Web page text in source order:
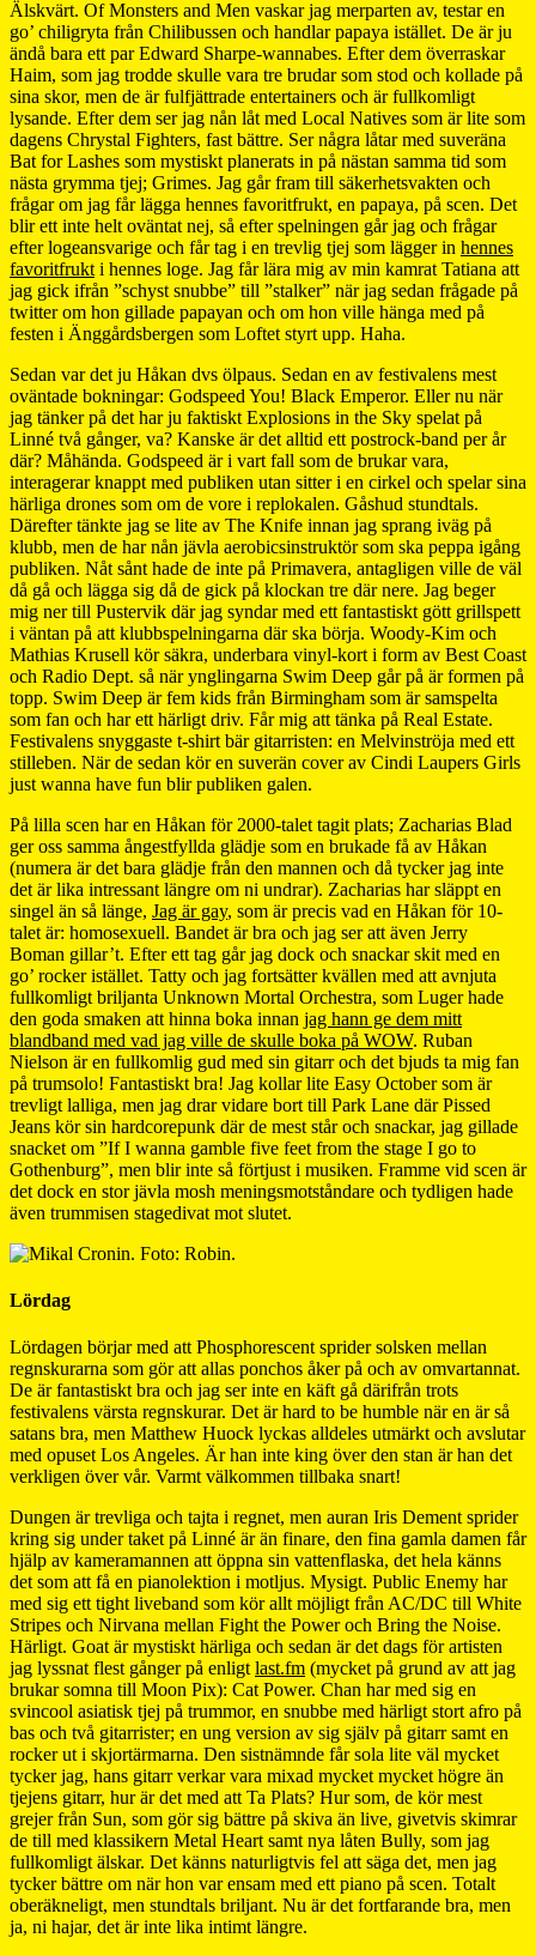
Älskvärt. Of Monsters and Men vaskar jag merparten av, testar en
go’ chiligryta från Chilibussen och handlar papaya istället. De är ju
ändå bara ett par Edward Sharpe-wannabes. Efter dem överraskar
Haim, som jag trodde skulle vara tre brudar som stod och kollade på
sina skor, men de är fulfjättrade entertainers och är fullkomligt
lysande. Efter dem ser jag nån låt med Local Natives som är lite som
dagens Chrystal Fighters, fast bättre. Ser några låtar med suveräna
Bat for Lashes som mystiskt planerats in på nästan samma tid som
nästa grymma tjej; Grimes. Jag går fram till säkerhetsvakten och
frågar om jag får lägga hennes favoritfrukt, en papaya, på scen. Det
blir ett inte helt oväntat nej, så efter spelningen går jag och frågar
efter logeansvarige och får tag i en trevlig tjej som lägger in hennes
favoritfrukt i hennes loge. Jag får lära mig av min kamrat Tatiana att
jag gick ifrån ”schyst snubbe” till ”stalker” när jag sedan frågade på
twitter om hon gillade papayan och om hon ville hänga med på
festen i Änggårdsbergen som Loftet styrt upp. Haha.
Sedan var det ju Håkan dvs ölpaus. Sedan en av festivalens mest
oväntade bokningar: Godspeed You! Black Emperor. Eller nu när
jag tänker på det har ju faktiskt Explosions in the Sky spelat på
Linné två gånger, va? Kanske är det alltid ett postrock-band per år
där? Måhända. Godspeed är i vart fall som de brukar vara,
interagerar knappt med publiken utan sitter i en cirkel och spelar sina
härliga drones som om de vore i replokalen. Gåshud stundtals.
Därefter tänkte jag se lite av The Knife innan jag sprang iväg på
klubb, men de har nån jävla aerobicsinstruktör som ska peppa igång
publiken. Nåt sånt hade de inte på Primavera, antagligen ville de väl
då gå och lägga sig då de gick på klockan tre där nere. Jag beger
mig ner till Pustervik där jag syndar med ett fantastiskt gött grillspett
i väntan på att klubbspelningarna där ska börja. Woody-Kim och
Mathias Krusell kör säkra, underbara vinyl-kort i form av Best Coast
och Radio Dept. så när ynglingarna Swim Deep går på är formen på
topp. Swim Deep är fem kids från Birmingham som är samspelta
som fan och har ett härligt driv. Får mig att tänka på Real Estate.
Festivalens snyggaste t-shirt bär gitarristen: en Melvinströja med ett
stilleben. När de sedan kör en suverän cover av Cindi Laupers Girls
just wanna have fun blir publiken galen.
På lilla scen har en Håkan för 2000-talet tagit plats; Zacharias Blad
ger oss samma ångestfyllda glädje som en brukade få av Håkan
(numera är det bara glädje från den mannen och då tycker jag inte
det är lika intressant längre om ni undrar). Zacharias har släppt en
singel än så länge, Jag är gay, som är precis vad en Håkan för 10-
talet är: homosexuell. Bandet är bra och jag ser att även Jerry
Boman gillar’t. Efter ett tag går jag dock och snackar skit med en
go’ rocker istället. Tatty och jag fortsätter kvällen med att avnjuta
fullkomligt briljanta Unknown Mortal Orchestra, som Luger hade
den goda smaken att hinna boka innan jag hann ge dem mitt
blandband med vad jag ville de skulle boka på WOW. Ruban
Nielson är en fullkomlig gud med sin gitarr och det bjuds ta mig fan
på trumsolo! Fantastiskt bra! Jag kollar lite Easy October som är
trevligt lalliga, men jag drar vidare bort till Park Lane där Pissed
Jeans kör sin hardcorepunk där de mest står och snackar, jag gillade
snacket om ”If I wanna gamble five feet from the stage I go to
Gothenburg”, men blir inte så förtjust i musiken. Framme vid scen är
det dock en stor jävla mosh meningsmotståndare och tydligen hade
även trummisen stagedivat mot slutet.
Lördag
Lördagen börjar med att Phosphorescent sprider solsken mellan
regnskurarna som gör att allas ponchos åker på och av omvartannat.
De är fantastiskt bra och jag ser inte en käft gå därifrån trots
festivalens värsta regnskurar. Det är hard to be humble när en är så
satans bra, men Matthew Huock lyckas alldeles utmärkt och avslutar
med opuset Los Angeles. Är han inte king över den stan är han det
verkligen över vår. Varmt välkommen tillbaka snart!
Dungen är trevliga och tajta i regnet, men auran Iris Dement sprider
kring sig under taket på Linné är än finare, den fina gamla damen får
hjälp av kameramannen att öppna sin vattenflaska, det hela känns
det som att få en pianolektion i motljus. Mysigt. Public Enemy har
med sig ett tight liveband som kör allt möjligt från AC/DC till White
Stripes och Nirvana mellan Fight the Power och Bring the Noise.
Härligt. Goat är mystiskt härliga och sedan är det dags för artisten
jag lyssnat flest gånger på enligt last.fm (mycket på grund av att jag
brukar somna till Moon Pix): Cat Power. Chan har med sig en
svincool asiatisk tjej på trummor, en snubbe med härligt stort afro på
bas och två gitarrister; en ung version av sig själv på gitarr samt en
rocker ut i skjortärmarna. Den sistnämnde får sola lite väl mycket
tycker jag, hans gitarr verkar vara mixad mycket mycket högre än
tjejens gitarr, hur är det med att Ta Plats? Hur som, de kör mest
grejer från Sun, som gör sig bättre på skiva än live, givetvis skimrar
de till med klassikern Metal Heart samt nya låten Bully, som jag
fullkomligt älskar. Det känns naturligtvis fel att säga det, men jag
tycker bättre om när hon var ensam med ett piano på scen. Totalt
oberäkneligt, men stundtals briljant. Nu är det fortfarande bra, men
ja, ni hajar, det är inte lika intimt längre.